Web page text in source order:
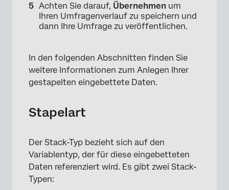
Achten Sie darauf, Übernehmen um
Ihren Umfragenverlauf zu speichern und
dann Ihre Umfrage zu veröffentlichen.
In den folgenden Abschnitten finden Sie
weitere Informationen zum Anlegen Ihrer
gestapelten eingebettete Daten.
Stapelart
Der Stack-Typ bezieht sich auf den
Variablentyp, der für diese eingebetteten
Daten referenziert wird. Es gibt zwei Stack-
Typen: